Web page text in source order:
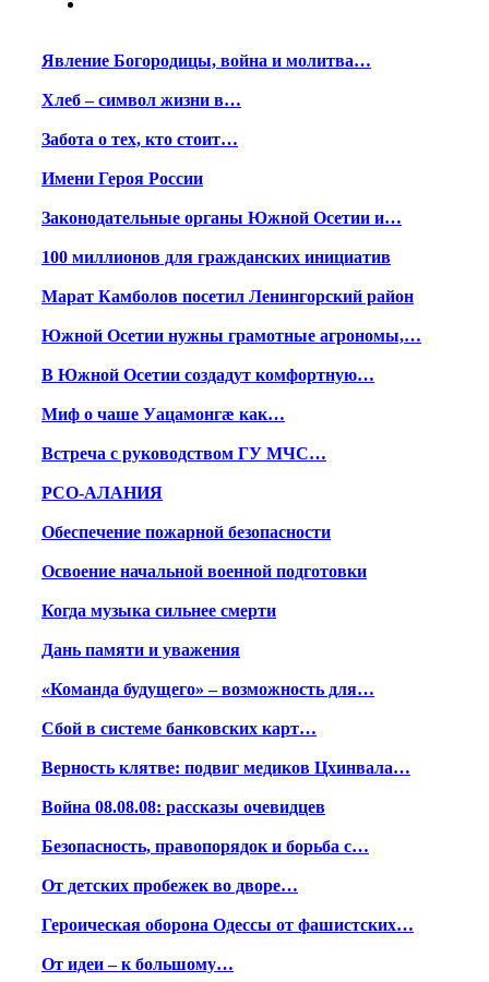
Явление Богородицы, война и молитва…
Хлеб – символ жизни в…
Забота о тех, кто стоит…
Имени Героя России
Законодательные органы Южной Осетии и…
100 миллионов для гражданских инициатив
Марат Камболов посетил Ленингорский район
Южной Осетии нужны грамотные агрономы,…
В Южной Осетии создадут комфортную…
Миф о чаше Уацамонгæ как…
Встреча с руководством ГУ МЧС…
РСО-АЛАНИЯ
Обеспечение пожарной безопасности
Освоение начальной военной подготовки
Когда музыка сильнее смерти
Дань памяти и уважения
«Команда будущего» – возможность для…
Сбой в системе банковских карт…
Верность клятве: подвиг медиков Цхинвала…
Война 08.08.08: рассказы очевидцев
Безопасность, правопорядок и борьба с…
От детских пробежек во дворе…
Героическая оборона Одессы от фашистских…
От идеи – к большому…